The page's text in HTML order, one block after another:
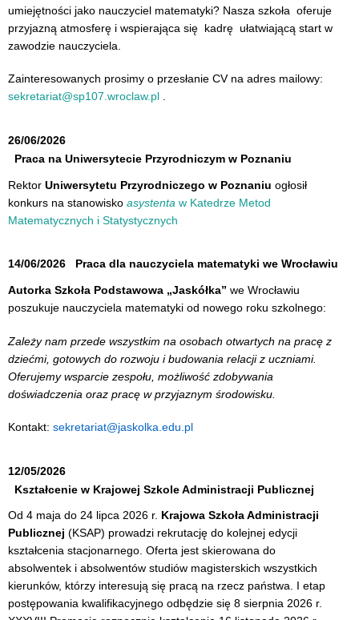
umiejętności jako nauczyciel matematyki? Nasza szkoła oferuje
przyjazną atmosferę i wspierająca się kadrę ułatwiającą start w
zawodzie nauczyciela.
Zainteresowanych prosimy o przesłanie CV na adres mailowy:
sekretariat@sp107.wroclaw.pl
26/06/2026
Praca na Uniwersytecie Przyrodniczym w Poznaniu
Rektor Uniwersytetu Przyrodniczego w Poznaniu ogłosił
konkurs na stanowisko asystenta w Katedrze Metod
Matematycznych i Statystycznych
14/06/2026 Praca dla nauczyciela matematyki we Wrocławiu
Autorka Szkoła Podstawowa „Jaskółka” we Wrocławiu
poszukuje nauczyciela matematyki od nowego roku szkolnego:
Zależy nam przede wszystkim na osobach otwartych na pracę z
dziećmi, gotowych do rozwoju i budowania relacji z uczniami.
Oferujemy wsparcie zespołu, możliwość zdobywania
doświadczenia oraz pracę w przyjaznym środowisku.
Kontakt: sekretariat@jaskolka.edu.pl
12/05/2026
Kształcenie w Krajowej Szkole Administracji Publicznej
Od 4 maja do 24 lipca 2026 r. Krajowa Szkoła Administracji
Publicznej (KSAP) prowadzi rekrutację do kolejnej edycji
kształcenia stacjonarnego. Oferta jest skierowana do
absolwentek i absolwentów studiów magisterskich wszystkich
kierunków, którzy interesują się pracą na rzecz państwa. I etap
postępowania kwalifikacyjnego odbędzie się 8 sierpnia 2026 r.